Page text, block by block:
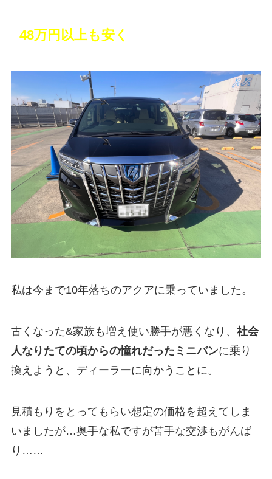
48万円以上も安く
私は今まで10年落ちのアクアに乗っていました。
古くなった&家族も増え使い勝手が悪くなり、 社会
人なりたての頃からの憧れだったミニバンに乗り
換えようと、ディーラーに向かうことに。
見積もりをとってもらい想定の価格を超えてしま
いましたが…奥手な私ですが苦手な交渉もがんば
り……